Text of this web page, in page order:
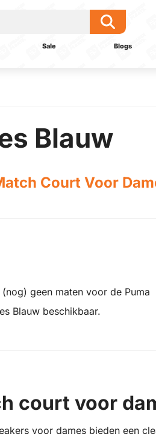
Sale Blogs
Blauw
Court Voor
geen maten voor de Puma
Blauw beschikbaar.
court voor
voor dames bieden een